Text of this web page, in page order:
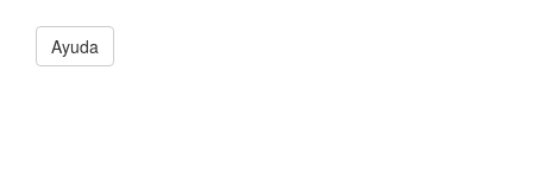
Ayuda